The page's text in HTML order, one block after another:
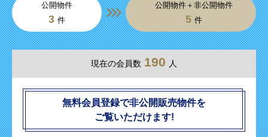
公開物件
3 件
公開物件＋非公開物件
5 件
現在の会員数 190 人
無料会員登録で非公開販売物件を
ご覧いただけます!